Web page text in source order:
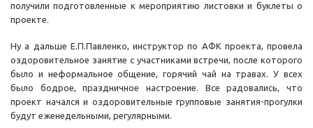
получили подготовленные к мероприятию листовки и буклеты о
проекте.
Ну а дальше Е.П.Павленко, инструктор по АФК проекта, провела
оздоровительное занятие с участниками встречи, после которого
было и неформальное общение, горячий чай на травах. У всех
было бодрое, праздничное настроение. Все радовались, что
проект начался и оздоровительные групповые занятия-прогулки
будут еженедельными, регулярными.